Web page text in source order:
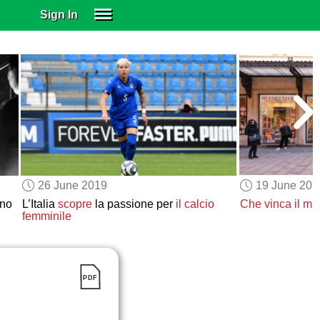
Sign In
SUBSCRIBE
EDUCATIONAL LICENSES
GIFT CARDS
OTHER LANGUAGES
ABOUT US
ALEXA
ADJUST COLORS
26 June 2019
L’Italia scoprela passione per il calcio
femminile
19 June
Che vinca il